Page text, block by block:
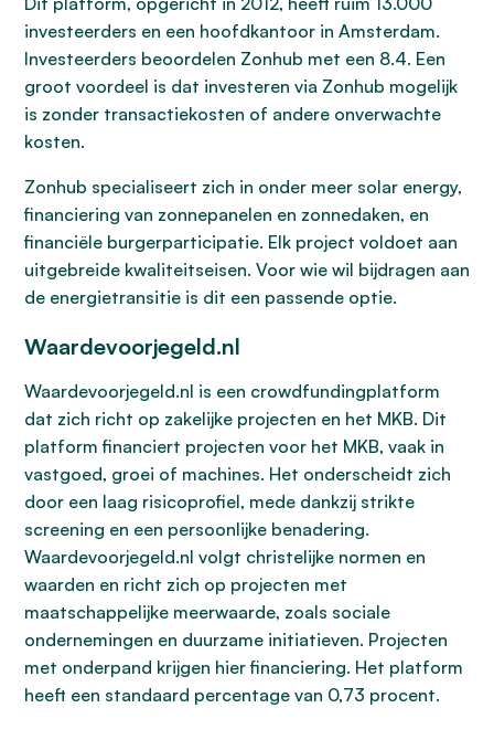
investeerders en een hoofdkantoor in Amsterdam.
Investeerders beoordelen Zonhub met een 8.4. Een
groot voordeel is dat investeren via Zonhub mogelijk
is zonder transactiekosten of andere onverwachte
kosten.
Zonhub specialiseert zich in onder meer solar energy,
financiering van zonnepanelen en zonnedaken, en
financiële burgerparticipatie. Elk project voldoet aan
uitgebreide kwaliteitseisen. Voor wie wil bijdragen aan
de energietransitie is dit een passende optie.
Waardevoorjegeld.nl
Waardevoorjegeld.nl is een crowdfundingplatform
dat zich richt op zakelijke projecten en het MKB. Dit
platform financiert projecten voor het MKB, vaak in
vastgoed, groei of machines. Het onderscheidt zich
door een laag risicoprofiel, mede dankzij strikte
screening en een persoonlijke benadering.
Waardevoorjegeld.nl volgt christelijke normen en
waarden en richt zich op projecten met
maatschappelijke meerwaarde, zoals sociale
ondernemingen en duurzame initiatieven. Projecten
met onderpand krijgen hier financiering. Het platform
heeft een standaard percentage van 0,73 procent.